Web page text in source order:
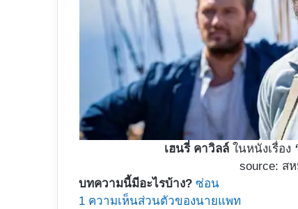
เฮนรี่ คาวิลล์ ในหนังเรื่อง
source: ส
บทความนี้มีอะไรบ้าง? ซ่อน
1 ความเห็นส่วนตัวของนายแพท